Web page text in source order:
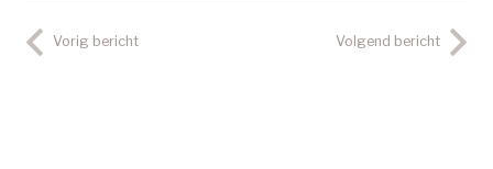
Vorig bericht Volgend bericht